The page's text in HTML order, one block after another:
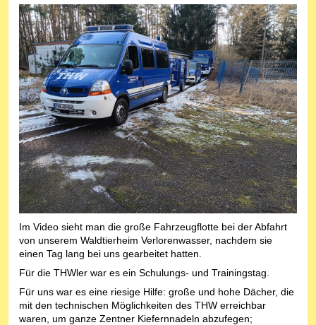
Im Video sieht man die große Fahrzeugflotte bei der Abfahrt
von unserem Waldtierheim Verlorenwasser, nachdem sie
einen Tag lang bei uns gearbeitet hatten.
Für die THWler war es ein Schulungs- und Trainingstag.
Für uns war es eine riesige Hilfe: große und hohe Dächer, die
mit den technischen Möglichkeiten des THW erreichbar
waren, um ganze Zentner Kiefernnadeln abzufegen;